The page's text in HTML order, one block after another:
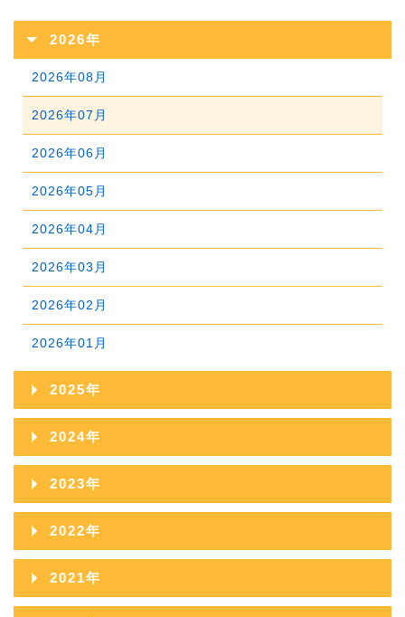
2026年
2026年08月
2026年07月
2026年06月
2026年05月
2026年04月
2026年03月
2026年02月
2026年01月
2025年
2025年12月
2025年11月
2025年10月
2025年09月
2025年08月
2024年
2024年12月
2024年11月
2024年10月
2024年09月
2023年
2023年12月
2023年11月
2023年10月
2022年
2022年12月
2022年11月
2021年